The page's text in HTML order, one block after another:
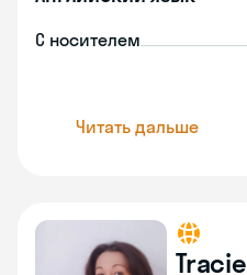
С носителем
Читать дальше
Tracie